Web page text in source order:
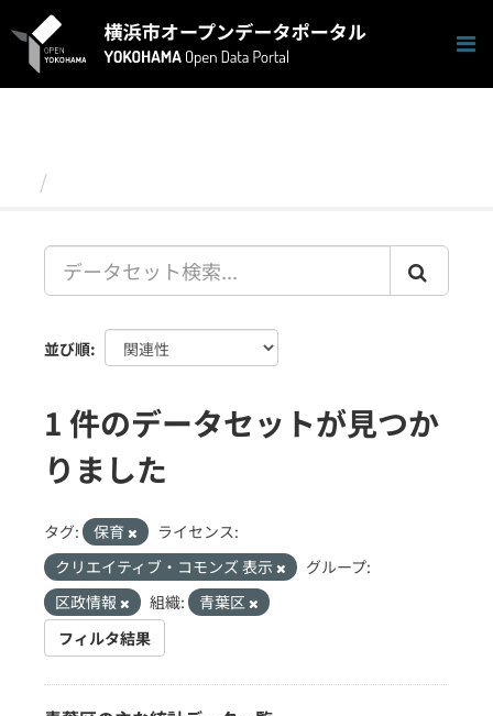
キ
並び順
1 件のデータセットが見つか
りました
タグ: 保育
ライセンス:
クリエイティブ・コモンズ 表示
グループ:
区政情報
組織:
青葉区
フィルタ結果